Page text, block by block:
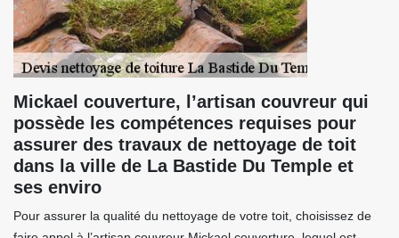
Mickael couverture, l’artisan couvreur qui
possède les compétences requises pour
assurer des travaux de nettoyage de toit
dans la ville de La Bastide Du Temple et
ses enviro
Pour assurer la qualité du nettoyage de votre toit, choisissez de